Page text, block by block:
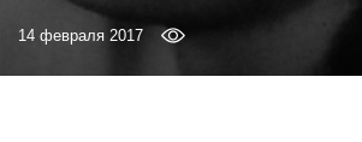
14 февраля 2017